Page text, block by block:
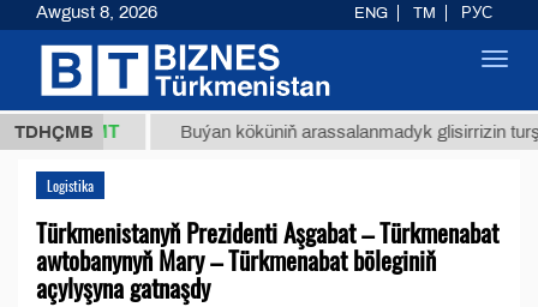
TDHÇMB
37,8 ТМТ Buýan köküniň arassalanmadyk glisirrizin turşusy
Logistika
Türkmenistanyň Prezidenti Aşgabat – Türkmenabat
awtobanynyň Mary – Türkmenabat böleginiň
açylyşyna gatnaşdy
Awgust 8, 2026 ENG TM РУС